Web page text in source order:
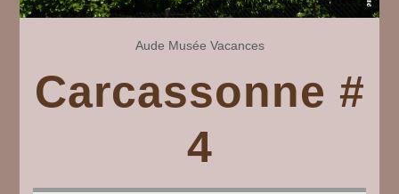
Aude Musée Vacances
Carcassonne #
4